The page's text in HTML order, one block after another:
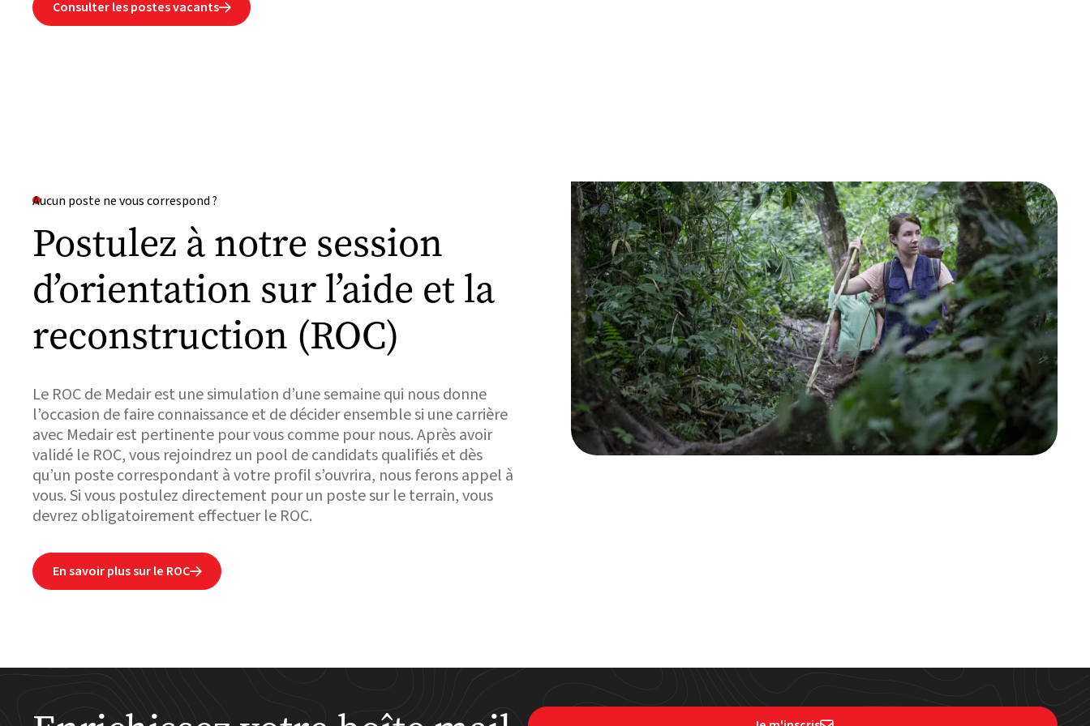
Consulter les postes vacants
Aucun poste ne vous correspond ?
Postulez à notre session
d’orientation sur l’aide et la
reconstruction (ROC)
Le ROC de Medair est une simulation d’une semaine qui nous donne
l’occasion de faire connaissance et de décider ensemble si une carrière
avec Medair est pertinente pour vous comme pour nous. Après avoir
validé le ROC, vous rejoindrez un pool de candidats qualifiés et dès
qu’un poste correspondant à votre profil s’ouvrira, nous ferons appel à
vous. Si vous postulez directement pour un poste sur le terrain, vous
devrez obligatoirement effectuer le ROC.
En savoir plus sur le ROC